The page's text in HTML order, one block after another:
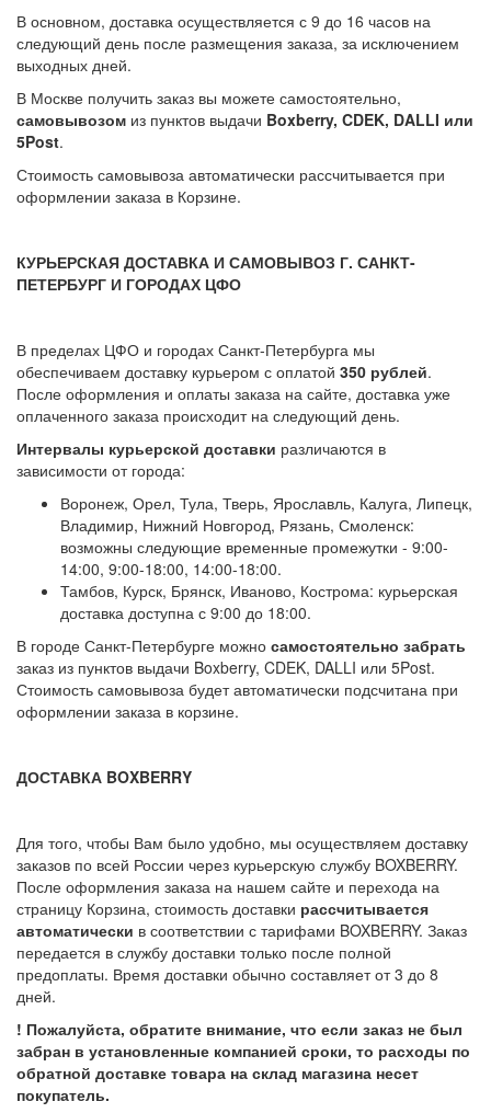
В основном, доставка осуществляется с 9 до 16 часов на
следующий день после размещения заказа, за исключением
выходных дней.
В Москве получить заказ вы можете самостоятельно,
самовывозом из пунктов выдачи Boxberry, CDEK, DALLI или
5Post.
Стоимость самовывоза автоматически рассчитывается при
оформлении заказа в Корзине.
КУРЬЕРСКАЯ ДОСТАВКА И САМОВЫВОЗ Г. САНКТ-
ПЕТЕРБУРГ И ГОРОДАХ ЦФО
В пределах ЦФО и городах Санкт-Петербурга мы
обеспечиваем доставку курьером с оплатой 350 рублей.
После оформления и оплаты заказа на сайте, доставка уже
оплаченного заказа происходит на следующий день.
Интервалы курьерской доставки различаются в
зависимости от города:
Воронеж, Орел, Тула, Тверь, Ярославль, Калуга, Липецк,
Владимир, Нижний Новгород, Рязань, Смоленск:
возможны следующие временные промежутки - 9:00-
14:00, 9:00-18:00, 14:00-18:00.
Тамбов, Курск, Брянск, Иваново, Кострома: курьерская
доставка доступна с 9:00 до 18:00.
В городе Санкт-Петербурге можно самостоятельно забрать
заказ из пунктов выдачи Boxberry, CDEK, DALLI или 5Post.
Стоимость самовывоза будет автоматически подсчитана при
оформлении заказа в корзине.
ДОСТАВКА BOXBERRY
Для того, чтобы Вам было удобно, мы осуществляем доставку
заказов по всей России через курьерскую службу BOXBERRY.
После оформления заказа на нашем сайте и перехода на
страницу Корзина, стоимость доставки рассчитывается
автоматически в соответствии с тарифами BOXBERRY. Заказ
передается в службу доставки только после полной
предоплаты. Время доставки обычно составляет от 3 до 8
дней.
! Пожалуйста, обратите внимание, что если заказ не был
забран в установленные компанией сроки, то расходы по
обратной доставке товара на склад магазина несет
покупатель.